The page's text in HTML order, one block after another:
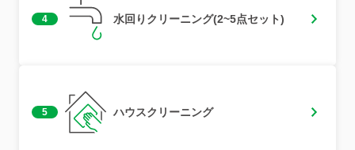
4 水回りクリーニング(2~5点セット)
5 ハウスクリーニング